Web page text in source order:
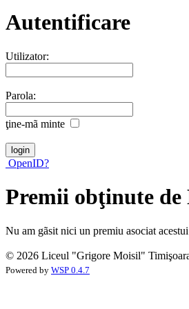
Autentificare
Utilizator:
Parola:
ţine-mã minte
OpenID?
Premii obţinute de
Nu am gãsit nici un premiu asociat
© 2026 Liceul "Grigore Moisil"
Powered by WSP 0.4.7